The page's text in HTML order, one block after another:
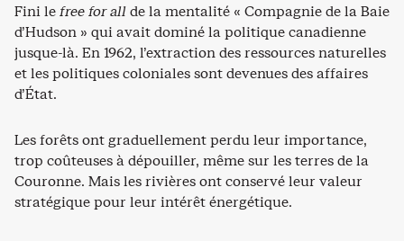
Fini lefree for allde la mentalité « Compagnie de la Baie
d’Hudson » qui avait dominé la politique canadienne
jusque-là. En 1962, l’extraction des ressources naturelles
et les politiques coloniales sont devenues des affaires
d’État.
Les forêts ont graduellement perdu leur importance,
trop coûteuses à dépouiller, même sur les terres de la
Couronne. Mais les rivières ont conservé leur valeur
stratégique pour leur intérêt énergétique.